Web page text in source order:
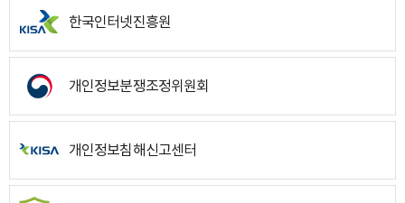
한국인터넷진흥원
개인정보분쟁조정위원회
개인정보침해신고센터